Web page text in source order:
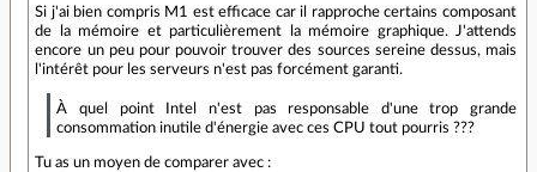
Si j'ai bien compris M1 est efficace car il rapproche certains composant
de la mémoire et particulièrement la mémoire graphique. J'attends
encore un peu pour pouvoir trouver des sources sereine dessus, mais
l'intérêt pour les serveurs n'est pas forcément garanti.
À quel point Intel n'est pas responsable d'une trop grande
consommation inutile d'énergie avec ces CPU tout pourris ???
Tu as un moyen de comparer avec :